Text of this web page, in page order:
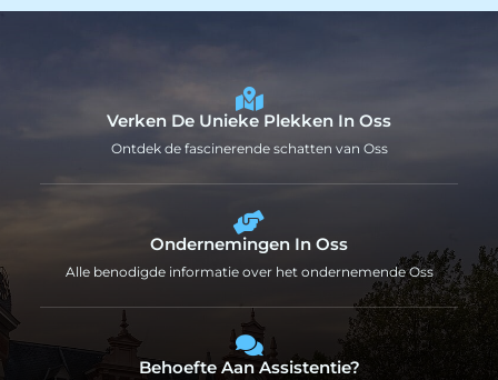
Verken De Unieke Plekken In Oss
Ontdek de fascinerende schatten van Oss
Ondernemingen In Oss
Alle benodigde informatie over het ondernemende Oss
Behoefte Aan Assistentie?